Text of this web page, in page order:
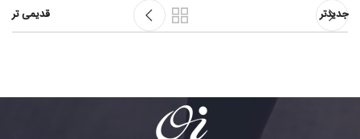
جدیدتر قدیمی تر